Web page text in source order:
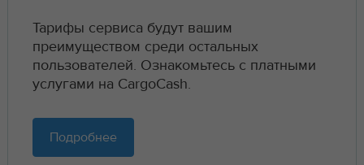
Тарифы сервиса будут вашим
преимуществом среди остальных
пользователей. Ознакомьтесь с платными
услугами на CargoCash.
Подробнее